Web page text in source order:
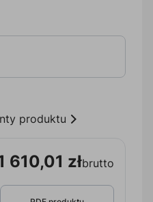
produktu
610,01 złbrutto